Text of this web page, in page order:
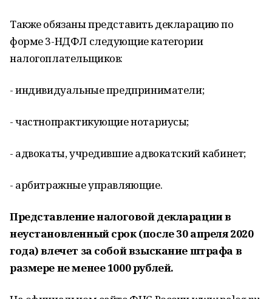
Также обязаны представить декларацию по
форме 3-НДФЛ следующие категории
налогоплательщиков:
- индивидуальные предприниматели;
- частнопрактикующие нотариусы;
- адвокаты, учредившие адвокатский кабинет;
- арбитражные управляющие.
Представление налоговой декларации в
неустановленный срок (после 30 апреля 2020
года) влечет за собой взыскание штрафа в
размере не менее 1000 рублей.